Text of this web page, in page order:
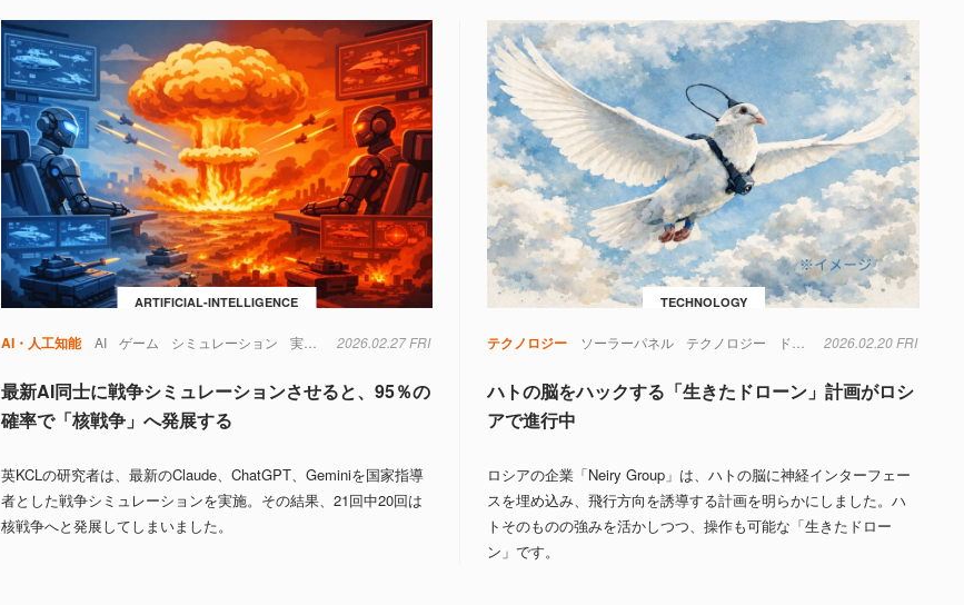
ARTIFICIAL-INTELLIGENCE
AI・人工知能 AI ゲーム シミュレーション 実験 政治 軍事
2026.02.27 FRI
最新AI同士に戦争シミュレーションさせると、95％の
確率で「核戦争」へ発展する
英KCLの研究者は、最新のClaude、ChatGPT、Geminiを国家指導
者とした戦争シミュレーションを実施。その結果、21回中20回は
核戦争へと発展してしまいました。
TECHNOLOGY
テクノロジー ソーラーパネル テクノロジー ドローン バッテリー
2026.02.20 FRI
ハトの脳をハックする「生きたドローン」計画がロシ
アで進行中
ロシアの企業「Neiry Group」は、ハトの脳に神経インターフェー
スを埋め込み、飛行方向を誘導する計画を明らかにしました。ハ
トそのものの強みを活かしつつ、操作も可能な「生きたドロー
ン」です。